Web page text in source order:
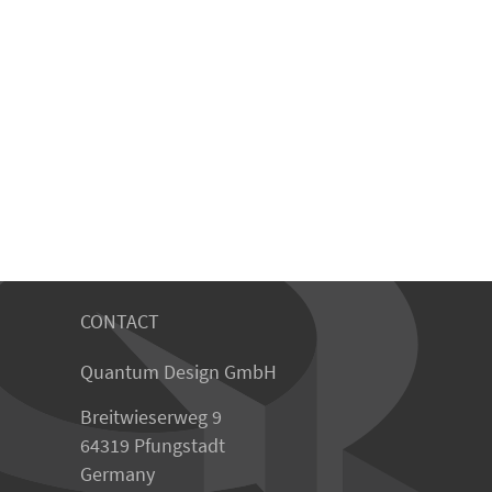
CONTACT
Quantum Design GmbH
Breitwieserweg 9
64319 Pfungstadt
Germany